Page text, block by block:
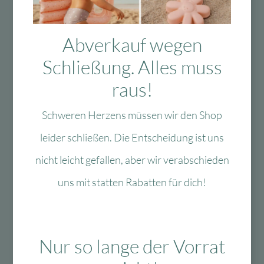
Das könnte Dir auch
gefallen
-40 %
Lulubug Handmade
-60 %
Fun Trading
Abverkauf wegen
Schließung. Alles muss
raus!
Schweren Herzens müssen wir den Shop
leider schließen. Die Entscheidung ist uns
nicht leicht gefallen, aber wir verabschieden
uns mit statten Rabatten für dich!
Nur so lange der Vorrat